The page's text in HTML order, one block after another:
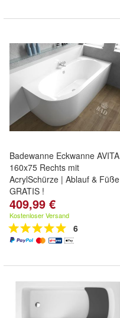
Badewanne Eckwanne AVITA
160x75 Rechts mit
AcrylSchürze | Ablauf & Füße
GRATIS !
409,99 €
Kostenloser Versand
6